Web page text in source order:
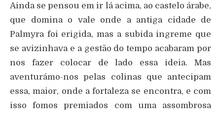
Ainda se pensou em ir lá acima, ao castelo árabe,
que domina o vale onde a antiga cidade de
Palmyra foi erigida, mas a subida ingreme que
se avizinhava e a gestão do tempo acabaram por
nos fazer colocar de lado essa ideia. Mas
aventurámo-nos pelas colinas que antecipam
essa, maior, onde a fortaleza se encontra, e com
isso fomos premiados com uma assombrosa